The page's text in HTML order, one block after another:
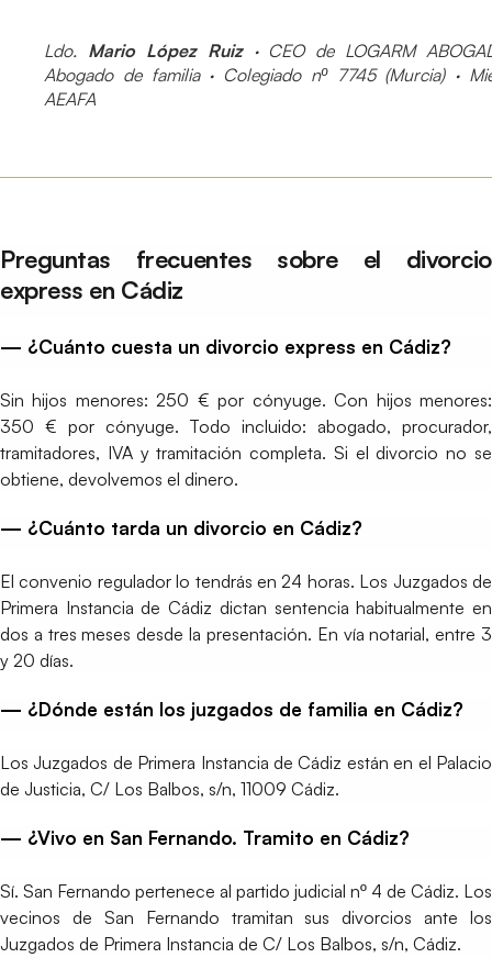
Ldo. Mario López Ruiz· CEO de LOGARM
Abogado de familia · Colegiado nº 7745 (Murcia) ·
AEAFA
Preguntas frecuentes sobre el divorcio
express en Cádiz
— ¿Cuánto cuesta un divorcio express en Cádiz?
Sin hijos menores: 250 € por cónyuge. Con hijos menores:
350 € por cónyuge. Todo incluido: abogado, procurador,
tramitadores, IVA y tramitación completa. Si el divorcio no se
obtiene, devolvemos el dinero.
— ¿Cuánto tarda un divorcio en Cádiz?
El convenio regulador lo tendrás en 24 horas. Los Juzgados de
Primera Instancia de Cádiz dictan sentencia habitualmente en
dos a tres meses desde la presentación. En vía notarial, entre 3
y 20 días.
— ¿Dónde están los juzgados de familia en Cádiz?
Los Juzgados de Primera Instancia de Cádiz están en el Palacio
de Justicia, C/ Los Balbos, s/n, 11009 Cádiz.
— ¿Vivo en San Fernando. Tramito en Cádiz?
Sí. San Fernando pertenece al partido judicial nº 4 de Cádiz. Los
vecinos de San Fernando tramitan sus divorcios ante los
Juzgados de Primera Instancia de C/ Los Balbos, s/n, Cádiz.